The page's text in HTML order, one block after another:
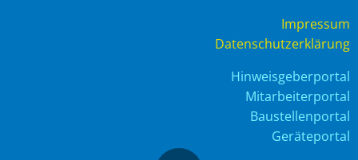
Impressum
Datenschutzerklärung
Hinweisgeberportal
Mitarbeiterportal
Baustellenportal
Geräteportal